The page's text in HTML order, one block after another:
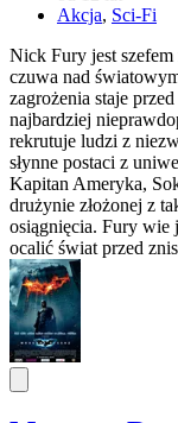
Akcja, Sci-Fi
Nick Fury jest
czuwa nad
zagrożenia staje
najbardziej
rekrutuje ludzi z
słynne postaci z
Kapitan Ameryka,
drużynie złożonej z
osiągnięcia. Fury wie
ocalić świat przed